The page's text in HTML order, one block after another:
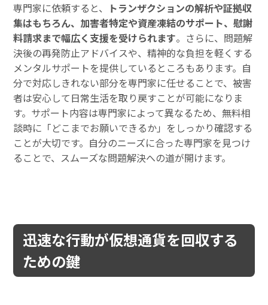
専門家に依頼すると、
トランザクションの解析や証拠収
集はもちろん、加害者特定や資産凍結のサポート、慰謝
料請求まで幅広く支援を受けられます。さらに、問題解
決後の再発防止アドバイスや、精神的な負担を軽くする
メンタルサポートを提供しているところもあります。自
分で対応しきれない部分を専門家に任せることで、被害
者は安心して日常生活を取り戻すことが可能になりま
す。サポート内容は専門家によって異なるため、無料相
談時に「どこまでお願いできるか」をしっかり確認する
ことが大切です。自分のニーズに合った専門家を見つけ
ることで、スムーズな問題解決への道が開けます。
迅速な行動が仮想通貨を回収する
ための鍵